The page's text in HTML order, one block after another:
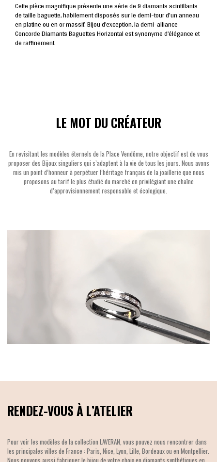
Cette pièce magnifique présente une série de 9 diamants scintillants
de taille baguette, habilement disposés sur le demi-tour d'un anneau
en platine ou en or massif. Bijou d’exception, la demi-alliance
Concorde Diamants Baguettes Horizontal est synonyme d’élégance et
de raffinement.
LE MOT DU CRÉATEUR
En revisitant les modèles éternels de la Place Vendôme, notre objectif est de vous
proposer des Bijoux singuliers qui s’adaptent à la vie de tous les jours. Nous avons
mis un point d’honneur à perpétuer l’héritage français de la joaillerie que nous
proposons au tarif le plus étudié du marché en privilégiant une chaîne
d’approvisionnement responsable et écologique.
RENDEZ-VOUS À L’ATELIER
Pour voir les modèles de la collection LAVERAN, vous pouvez nous rencontrer dans
les principales villes de France : Paris, Nice, Lyon, Lille, Bordeaux ou en Montpellier.
Nous pouvons aussi fabriquer le bijou de votre choix en diamants synthétiques en